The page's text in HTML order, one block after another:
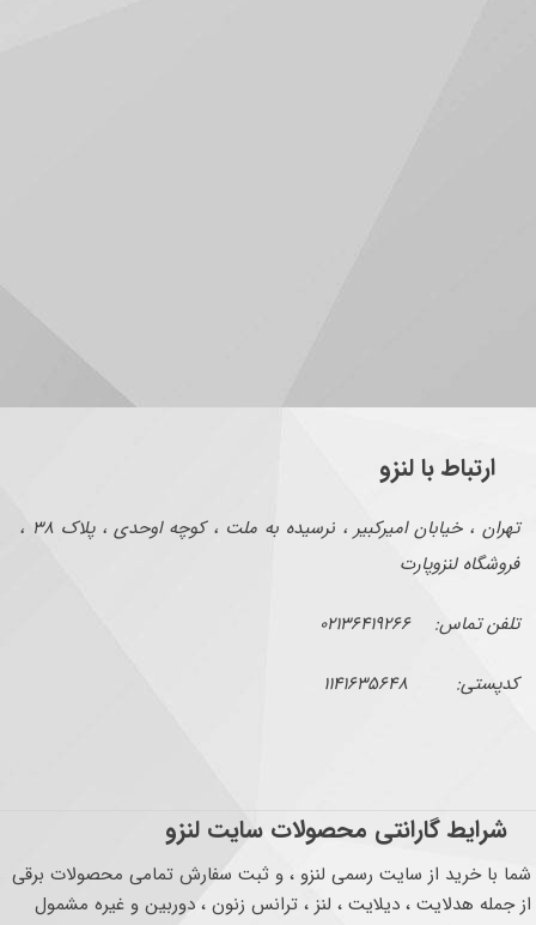
ارتباط با لنزو
تهران ، خیابان امیرکبیر ، نرسیده به ملت ، کوچه اوحدی ، پلاک ۳۸ ،
فروشگاه لنزوپارت
تلفن تماس: ۰۲۱۳۶۴۱۹۲۶۶
کدپستی: ۱۱۴۱۶۳۵۶۴۸
شرایط گارانتی محصولات سایت لنزو
شما با خرید از سایت رسمی لنزو ، و ثبت سفارش تمامی محصولات برقی
از جمله هدلایت ، دیلایت ، لنز ، ترانس زنون ، دوربین و غیره مشمول